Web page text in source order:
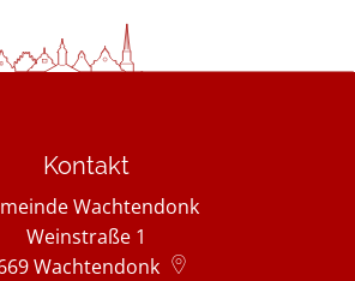
Kontakt
Wachtendonk
Weinstraße 1
Wachtendonk